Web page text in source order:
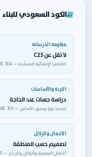
الكود السعودي
مقاومة الخرسانة
لا تقل عن C25
العناصر الإنشائية المسلّحة — SBC 304 (المنشآت الخرسانية)
التربة والأساسات
دراسة جسات عند الحاجة
تحديد نوع وعمق الأساس — SBC 303 (التربة والأساسات)
الأحمال والزلازل
تصميم حسب المنطقة
أحمال التصميم والزلازل والرياح — SBC 301